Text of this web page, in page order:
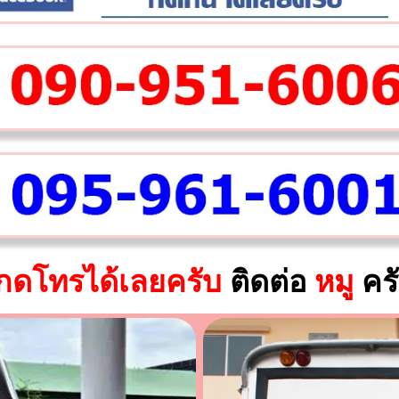
ดโทรได้เลยครับ ติดต่อ หมู ค